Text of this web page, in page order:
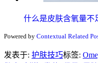
什么是皮肤含氧量不
Powered by Contextual Related
发表于: 护肤技巧标签: